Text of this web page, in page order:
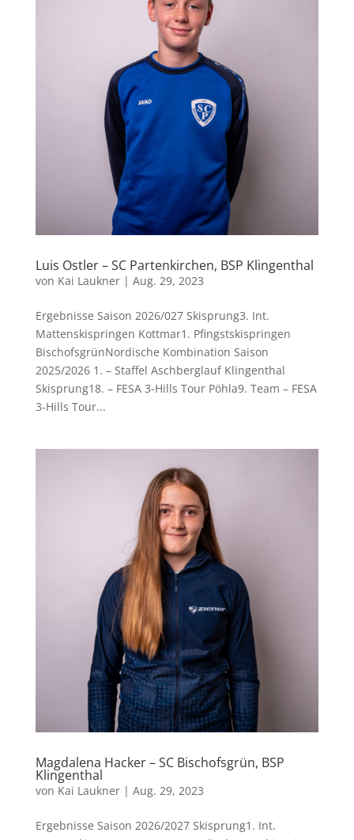
Luis Ostler – SC Partenkirchen, BSP Klingenthal
von Kai Laukner| Aug. 29, 2023
Ergebnisse Saison 2026/027 Skisprung3. Int.
Mattenskispringen Kottmar1. Pfingstskispringen
BischofsgrünNordische Kombination Saison
2025/2026 1. – Staffel Aschberglauf Klingenthal
Skisprung18. – FESA 3-Hills Tour Pöhla9. Team – FESA
3-Hills Tour...
Magdalena Hacker – SC Bischofsgrün, BSP
Klingenthal
von Kai Laukner| Aug. 29, 2023
Ergebnisse Saison 2026/2027 Skisprung1. Int.